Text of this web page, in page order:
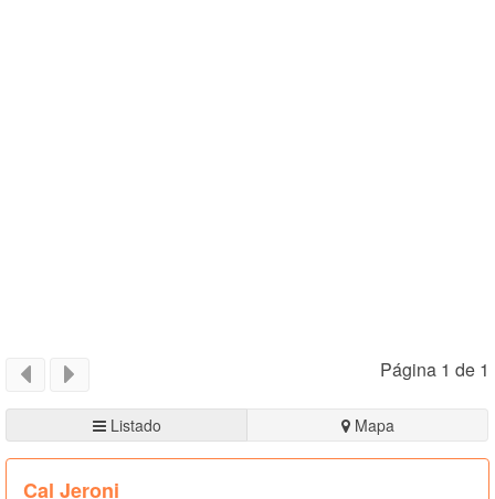
Página 1 de 1
Listado Mapa
Cal Jeroni